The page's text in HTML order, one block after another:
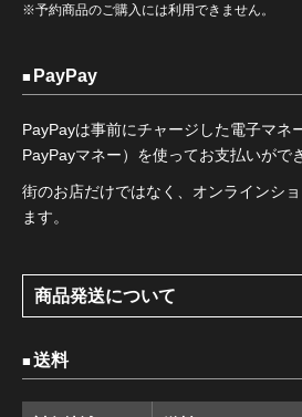
※予約商品のご購入には利用できません。
PayPay
PayPayは事前にチャージした電子マネ
PayPayマネー）を使ってお支払いがで
街のお店だけではなく、オンラインシ
ます。
商品発送について
送料